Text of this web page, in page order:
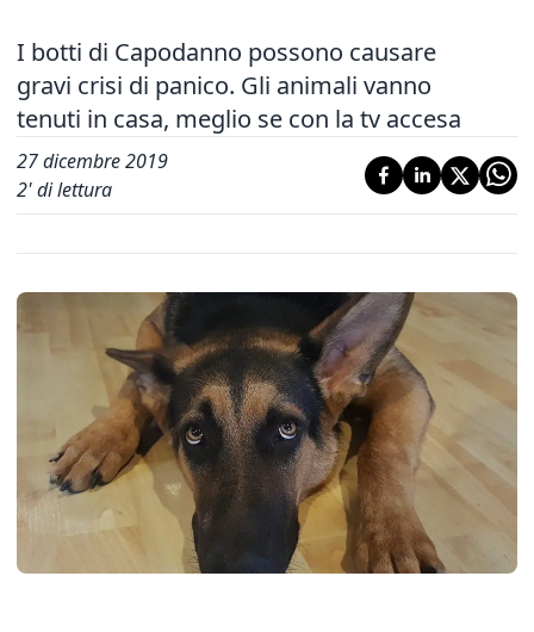
I botti di Capodanno possono causare
gravi crisi di panico. Gli animali vanno
tenuti in casa, meglio se con la tv accesa
27 dicembre 2019
2' di lettura